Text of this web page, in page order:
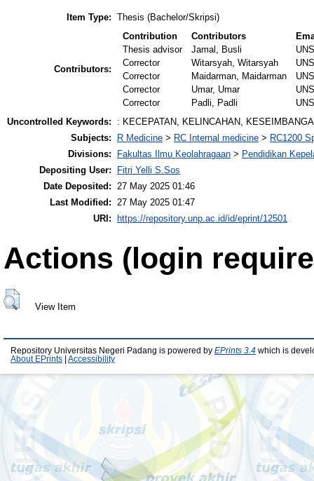
Item Type: Thesis (Bachelor/Skripsi)
Contributors:
Contribution Contributors
Thesis advisor
Jamal, Busli
Corrector
Witarsyah, Witarsyah
Corrector
Maidarman, Maidarman
Corrector
Umar, Umar
Corrector
Padli, Padli
Uncontrolled Keywords:
: KECEPATAN, KELINCAHAN,
Subjects:
R Medicine > RC Internal medicine > RC1200
Divisions:
Fakultas Ilmu Keolahragaan > Pendidikan
Depositing User:
Fitri Yelli S.Sos
Date Deposited: 27 May 2025 01:46
Last Modified: 27 May 2025 01:47
URI:
https://repository.unp.ac.id/id/eprint/12501
Actions (login
View Item
Repository Universitas Negeri Padang is powered by EPrints 3.4 which is
About EPrints
Accessibility